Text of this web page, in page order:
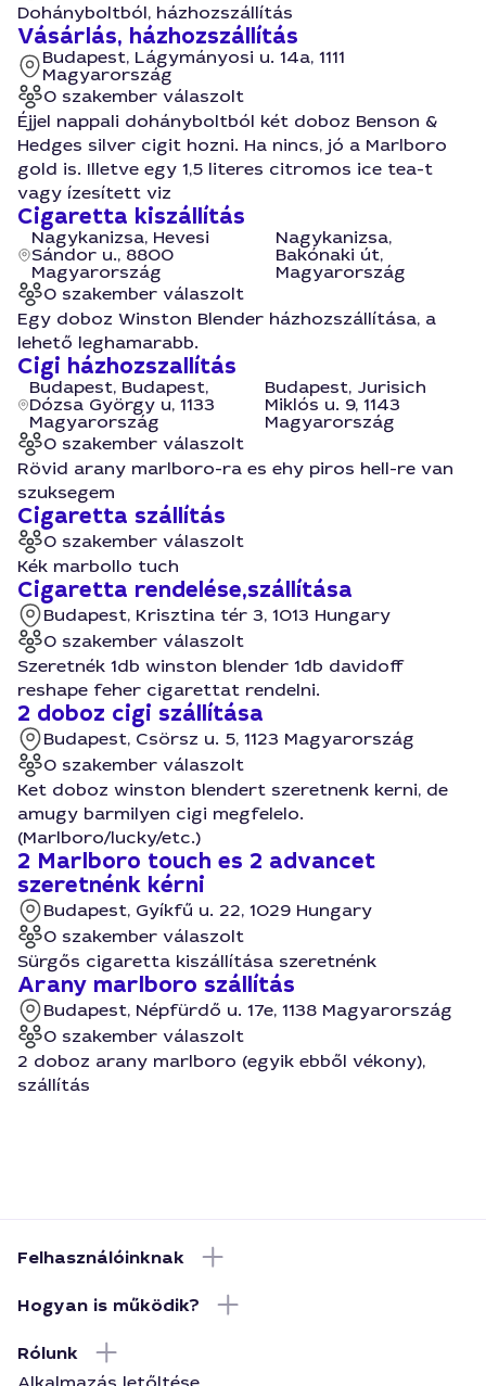
Dohányboltból, házhozszállítás
Vásárlás, házhozszállítás
Budapest, Lágymányosi u. 14a, 1111
Magyarország
0 szakember válaszolt
Éjjel nappali dohányboltból két doboz Benson &
Hedges silver cigit hozni. Ha nincs, jó a Marlboro
gold is. Illetve egy 1,5 literes citromos ice tea-t
vagy ízesített viz
Cigaretta kiszállítás
Nagykanizsa, Hevesi
Sándor u., 8800
Magyarország
Nagykanizsa,
Bakónaki út,
Magyarország
0 szakember válaszolt
Egy doboz Winston Blender házhozszállítása, a
lehető leghamarabb.
Cigi házhozszallítás
Budapest, Budapest,
Dózsa György u, 1133
Magyarország
Budapest, Jurisich
Miklós u. 9, 1143
Magyarország
0 szakember válaszolt
Rövid arany marlboro-ra es ehy piros hell-re van
szuksegem
Cigaretta szállítás
0 szakember válaszolt
Kék marbollo tuch
Cigaretta rendelése,szállítása
Budapest, Krisztina tér 3, 1013 Hungary
0 szakember válaszolt
Szeretnék 1db winston blender 1db davidoff
reshape feher cigarettat rendelni.
2 doboz cigi szállítása
Budapest, Csörsz u. 5, 1123 Magyarország
0 szakember válaszolt
Ket doboz winston blendert szeretnenk kerni, de
amugy barmilyen cigi megfelelo.
(Marlboro/lucky/etc.)
2 Marlboro touch es 2 advancet
szeretnénk kérni
Budapest, Gyíkfű u. 22, 1029 Hungary
0 szakember válaszolt
Sürgős cigaretta kiszállítása szeretnénk
Arany marlboro szállítás
Budapest, Népfürdő u. 17e, 1138 Magyarország
0 szakember válaszolt
2 doboz arany marlboro (egyik ebből vékony),
szállítás
Felhasználóinknak
Hogyan is működik?
Rólunk